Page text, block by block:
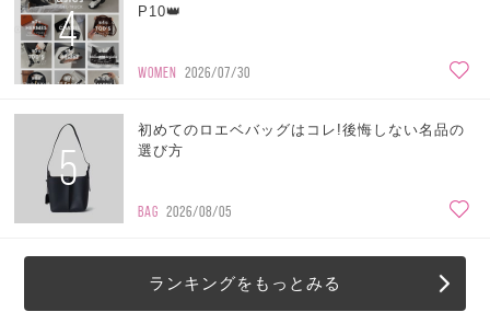
4
P10👑
WOMEN 2026/07/30
5
初めてのロエベバッグはコレ!後悔しない名品の
選び方
BAG 2026/08/05
ランキングをもっとみる